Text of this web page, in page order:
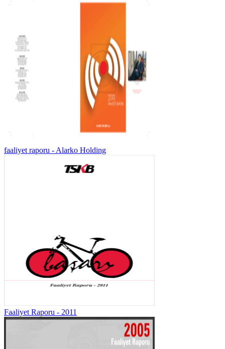
faaliyet raporu - Alarko Holding
Faaliyet Raporu - 2011